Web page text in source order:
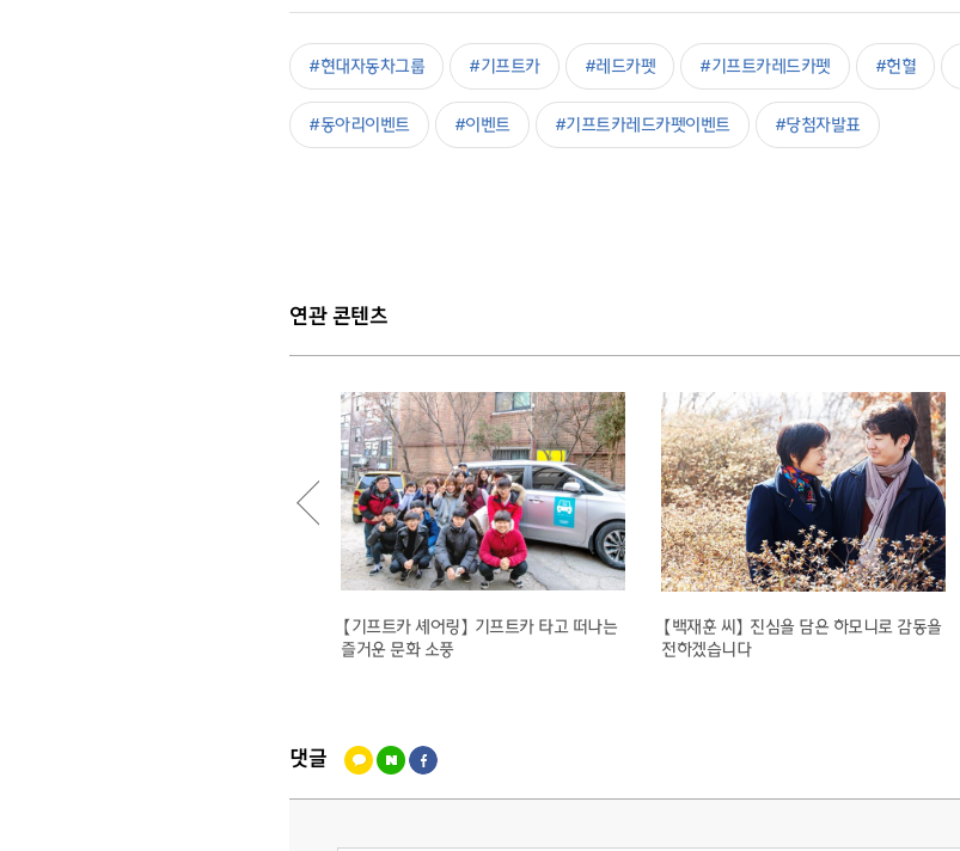
#현대자동차그룹 #기프트카 #레드카펫 #기프트카레드카펫 #헌혈
#동아리이벤트 #이벤트 #기프트카레드카펫이벤트 #당첨자발표
연관 콘텐츠
【기프트카 셰어링】 기프트카 타고 떠나는
즐거운 문화 소풍
【백재훈 씨】 진심을 담은 하모니로 감동을
전하겠습니다
댓글